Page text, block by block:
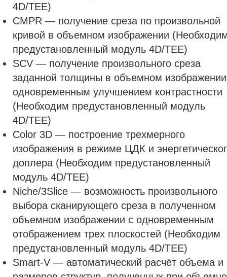
4D/TEE)
CMPR — получение среза по произвольной
кривой в объемном изображении
предустановленный модуль 4D/TEE)
SCV — получение произвольного среза
заданной толщины в объемном
одновременным улучшением контрастности
(Необходим предустановленный модуль
4D/TEE)
Color 3D — построение трехмерного
изображения в режиме ЦДК и
доплера (Необходим предустановленный
модуль 4D/TEE)
Niche/3Slice — возможность произвольного
выбора сканирующего среза в полученном
объемном изображении с одновременным
отображением трех плоскостей (Необходим
предустановленный модуль 4D/TEE)
Smart-V — автоматический расчёт объема и